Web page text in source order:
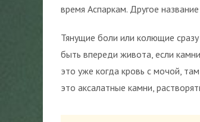
время Аспаркам. Другое название
Тянущие боли или колющие
быть впереди живота, если
это уже когда кровь с мочой,
это аксалатные камни,